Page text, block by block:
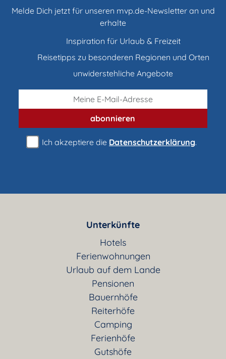
Melde Dich jetzt für unseren mvp.de-Newsletter an und
erhalte
Inspiration für Urlaub & Freizeit
Reisetipps zu besonderen Regionen und Orten
unwiderstehliche Angebote
abonnieren
Ich akzeptiere die Datenschutzerklärung.
Unterkünfte
Hotels
Ferienwohnungen
Urlaub auf dem Lande
Pensionen
Bauernhöfe
Reiterhöfe
Camping
Ferienhöfe
Gutshöfe